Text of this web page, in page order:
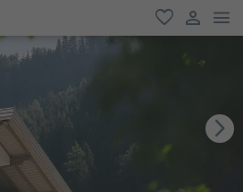
favoriti
user link